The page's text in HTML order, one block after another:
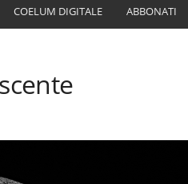
COELUM DIGITALE ABBONATI